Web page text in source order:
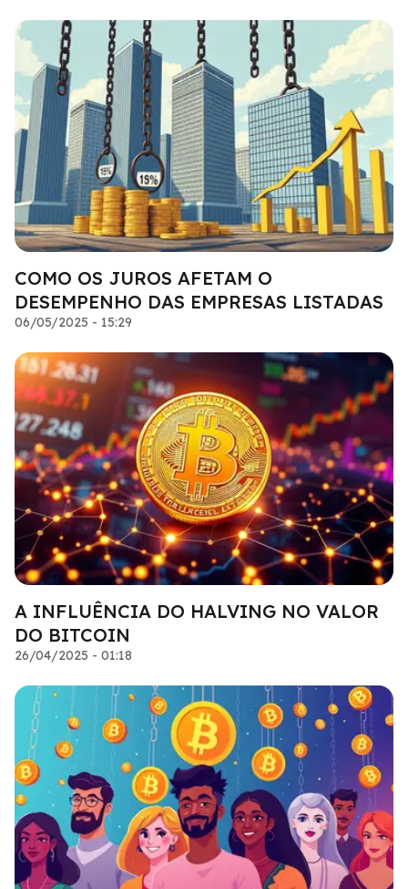
COMO OS JUROS AFETAM O
DESEMPENHO DAS EMPRESAS LISTADAS
06/05/2025 - 15:29
A INFLUÊNCIA DO HALVING NO VALOR
DO BITCOIN
26/04/2025 - 01:18